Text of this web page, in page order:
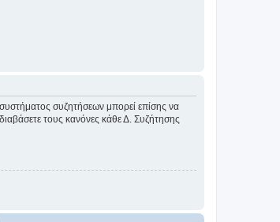
συστήματος συζητήσεων μπορεί επίσης να
τους κανόνες κάθε Δ. Συζήτησης